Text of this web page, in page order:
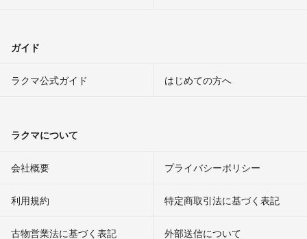
ガイド
ラクマ公式ガイド はじめての方へ
ラクマについて
会社概要 プライバシーポリシー
利用規約 特定商取引法に基づく表記
古物営業法に基づく表記 外部送信について